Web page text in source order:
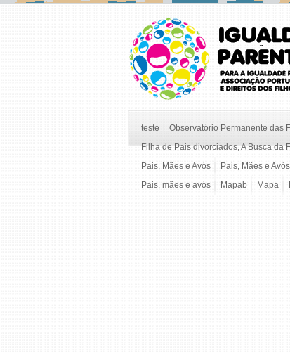
teste Observatório Permanente das
Filha de Pais divorciados, A Busca da
Pais, Mães e Avós
Pais, Mães e
Pais, mães e avós
Mapab Mapa